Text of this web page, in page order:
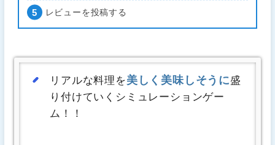
レビューを投稿する
リアルな料理を美しく美味しそうに盛
り付けていくシミュレーションゲー
ム！！